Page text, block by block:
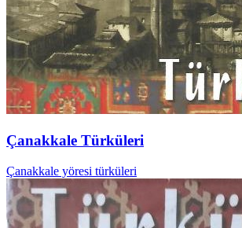
Çanakkale Türküleri
Çanakkale yöresi türküleri